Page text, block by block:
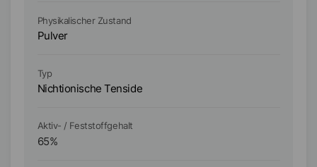
Physikalischer Zustand
Pulver
Typ
Nichtionische Tenside
Aktiv- / Feststoffgehalt
65%